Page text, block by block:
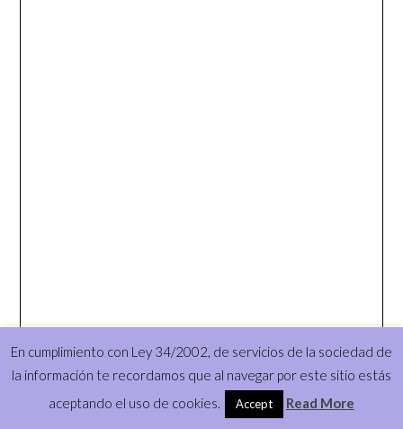
En cumplimiento con Ley 34/2002, de servicios de la sociedad de
la información te recordamos que al navegar por este sitio estás
aceptando el uso de cookies.
Accept Read More